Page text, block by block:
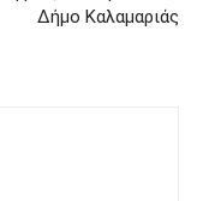
Δήμο Καλαμαριάς